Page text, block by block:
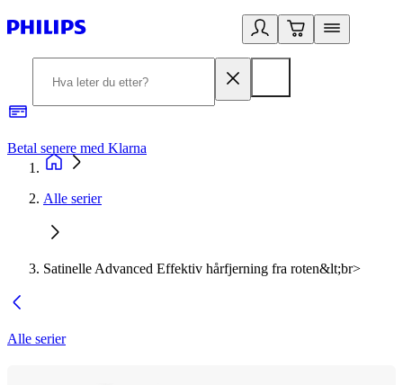
Betal senere med Klarna
Alle serier
Satinelle Advanced Effektiv hårfjerning fra roten&lt;br>
Alle serier